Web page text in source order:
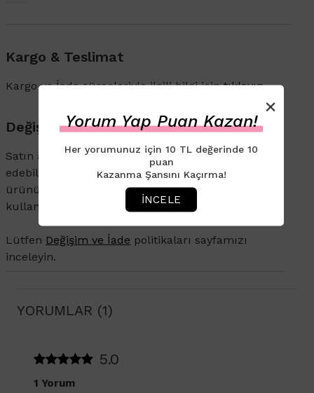
Kargo & Teslimat
Kargo ve İade süreçleriyle ilgili bilgi içintıklayın.
Değişim & İade
Satın aldığınız ürünü 14 gün içerisinde iade
edebilirsiniz. İade veya değişim talebi olan
ürününüzün ambalajının açılmamış olması ve
kullanılmamış olması gerekmektedir.
Lütfen Değişim ve İade politikaları sayfamızı
inceleyin.
YORUMLAR (1)
5.0
1 Yorum
×
Yorum Yap Puan Kazan!
Her yorumunuz için 10 TL değerinde 10
puan
Kazanma Şansını Kaçırma!
İNCELE